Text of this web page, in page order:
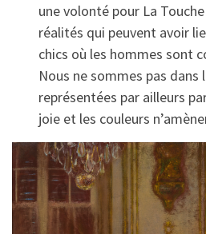
une volonté pour La
réalités qui peuvent avoir
chics où les hommes sont
Nous ne sommes pas
représentées par ailleurs
joie et les couleurs